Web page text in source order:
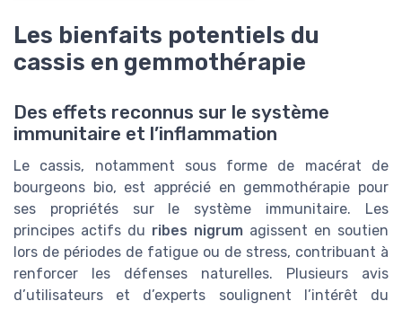
Les bienfaits potentiels du
cassis en gemmothérapie
Des effets reconnus sur le système
immunitaire et l’inflammation
Le cassis, notamment sous forme de macérat de
bourgeons bio, est apprécié en gemmothérapie pour
ses propriétés sur le système immunitaire. Les
principes actifs du ribes nigrum agissent en soutien
lors de périodes de fatigue ou de stress, contribuant à
renforcer les défenses naturelles. Plusieurs avis
d’utilisateurs et d’experts soulignent l’intérêt du